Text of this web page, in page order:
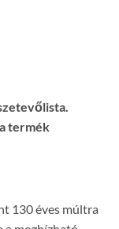
termék
130 éves múltra